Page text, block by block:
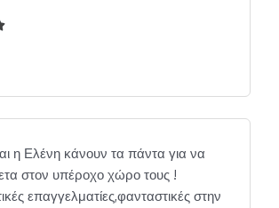
η Ελένη κάνουν τα πάντα για να
στον υπέροχο χώρο τους !
επαγγελματίες,φανταστικές στην